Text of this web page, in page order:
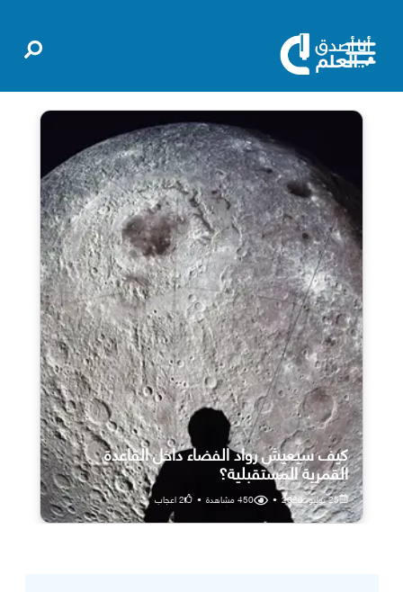
كيف سيعيش رواد الفضاء داخل القاعدة
القمرية المستقبلية؟
25 يوليو، 2026 •
450مشاهدة •
2اعجاب